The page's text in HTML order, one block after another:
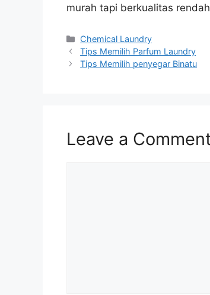
murah tapi berkualitas
Categories
Chemical Laundry
Tips Memilih Parfum Laundry
Tips Memilih penyegar Binatu
Leave a